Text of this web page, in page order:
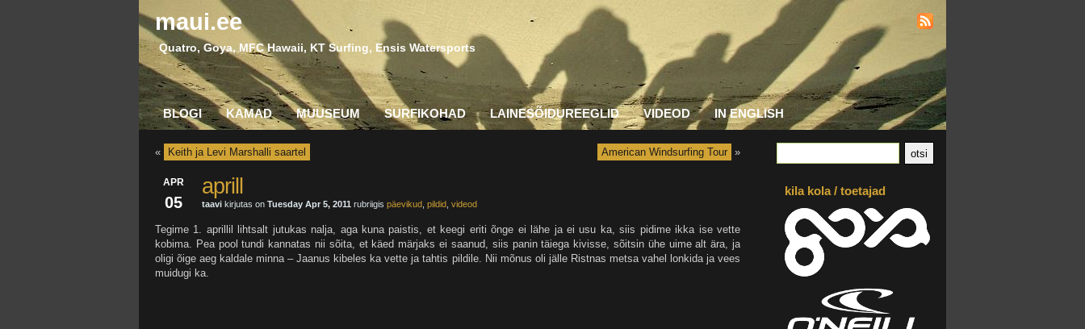
maui.ee
Quatro, Goya, MFC Hawaii, KT Surfing, Ensis Watersports
BLOGI KAMAD MUUSEUM SURFIKOHAD LAINESÕIDUREEGLID VIDEOD IN ENGLISH
American Windsurfing Tour »
« Keith ja Levi Marshalli saartel
APR
05
aprill
taavi kirjutas on Tuesday Apr 5, 2011 rubriigis päevikud pildid videod
Tegime 1. aprillil lihtsalt jutukas nalja, aga kuna paistis, et keegi eriti õnge ei lähe ja ei usu ka, siis pidime ikka ise vette
kobima. Pea pool tundi kannatas nii sõita, et käed märjaks ei saanud, siis panin täiega kivisse, sõitsin ühe uime alt ära, ja
oligi õige aeg kaldale minna – Jaanus kibeles ka vette ja tahtis pildile. Nii mõnus oli jälle Ristnas metsa vahel lonkida ja vees
muidugi ka.
kila kola / toetajad